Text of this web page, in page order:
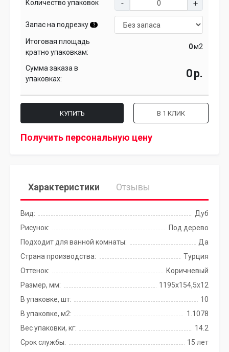
Количество упаковок
Запас на подрезку ?
Итоговая площадь
кратно упаковкам:
м2
Сумма заказа в
упаковках:
р.
КУПИТЬ В 1 КЛИК
Получить персональную цену
Характеристики Отзывы
Вид:
Дуб
Рисунок:
Под дерево
Подходит для ванной комнаты:
Да
Страна производства:
Турция
Оттенок:
Коричневый
Размер, мм:
1195x154,5x12
В упаковке, шт:
10
В упаковке, м2:
1.1078
Вес упаковки, кг:
14.2
Срок службы:
15 лет